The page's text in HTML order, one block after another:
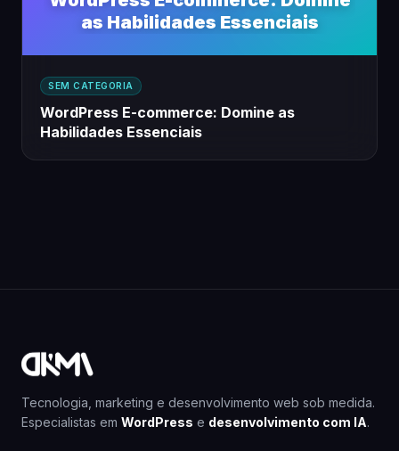
as Habilidades Essenciais
SEM CATEGORIA
WordPress E-commerce: Domine as
Habilidades Essenciais
Tecnologia, marketing e desenvolvimento web sob medida.
Especialistas em WordPress e desenvolvimento com IA.